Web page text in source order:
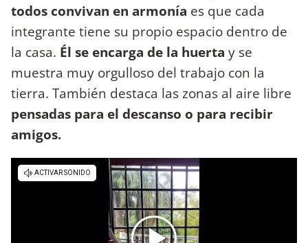
todos convivan en armonía es que cada
integrante tiene su propio espacio dentro de
la casa. Él se encarga de la huerta y se
muestra muy orgulloso del trabajo con la
tierra. También destaca las zonas al aire libre
pensadas para el descanso o para recibir
amigos.